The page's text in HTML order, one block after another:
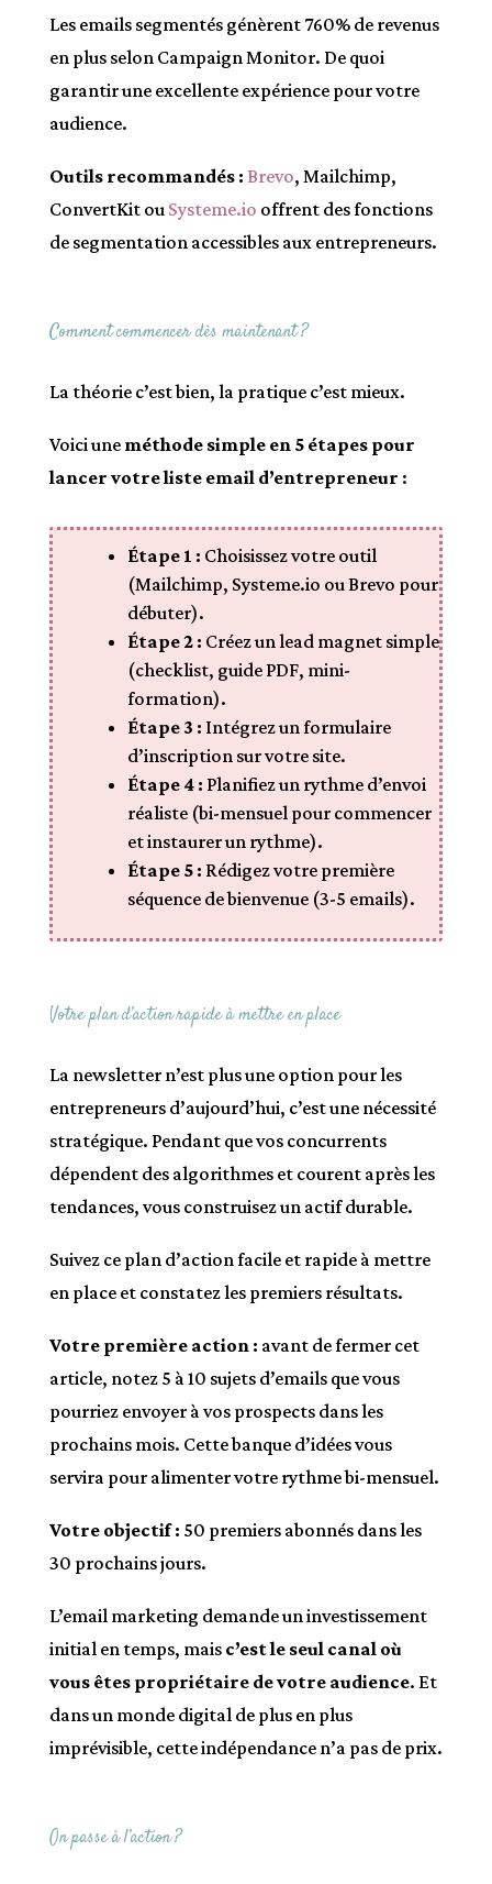
Les emails segmentés génèrent 760% de revenus
en plus selon Campaign Monitor. De quoi
garantir une excellente expérience pour votre
audience.
Outils recommandés : Brevo, Mailchimp,
ConvertKit ou Systeme.io offrent des fonctions
de segmentation accessibles aux entrepreneurs.
Comment commencer dès maintenant ?
La théorie c’est bien, la pratique c’est mieux.
Voici une méthode simple en 5 étapes pour
lancer votre liste email d’entrepreneur :
Étape 1 : Choisissez votre outil
(Mailchimp, Systeme.io ou Brevo pour
débuter).
Étape 2 : Créez un lead magnet simple
(checklist, guide PDF, mini-
formation).
Étape 3 : Intégrez un formulaire
d’inscription sur votre site.
Étape 4 : Planifiez un rythme d’envoi
réaliste (bi-mensuel pour commencer
et instaurer un rythme).
Étape 5 : Rédigez votre première
séquence de bienvenue (3-5 emails).
Votre plan d’action rapide à mettre en place
La newsletter n’est plus une option pour les
entrepreneurs d’aujourd’hui, c’est une nécessité
stratégique. Pendant que vos concurrents
dépendent des algorithmes et courent après les
tendances, vous construisez un actif durable.
Suivez ce plan d’action facile et rapide à mettre
en place et constatez les premiers résultats.
Votre première action : avant de fermer cet
article, notez 5 à 10 sujets d’emails que vous
pourriez envoyer à vos prospects dans les
prochains mois. Cette banque d’idées vous
servira pour alimenter votre rythme bi-mensuel.
Votre objectif : 50 premiers abonnés dans les
30 prochains jours.
L’email marketing demande un investissement
initial en temps, mais c’est le seul canal où
vous êtes propriétaire de votre audience. Et
dans un monde digital de plus en plus
imprévisible, cette indépendance n’a pas de prix.
On passe à l’action ?